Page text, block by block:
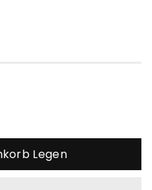
Legen